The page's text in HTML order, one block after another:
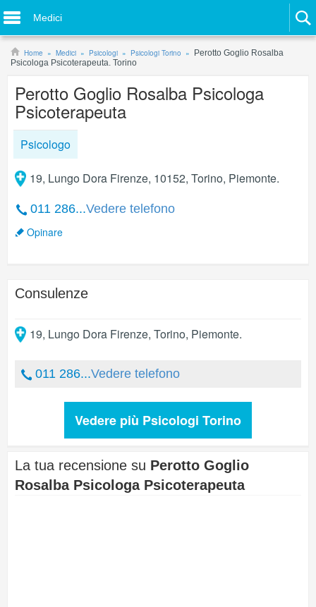
Medici
Home Medici Psicologi Psicologi Torino
Perotto Goglio Rosalba
Psicologa Psicoterapeuta. Torino
Perotto Goglio Rosalba Psicologa
Psicoterapeuta
Psicologo
19, Lungo Dora Firenze, 10152, Torino, Piemonte.
011 286...Vedere telefono
Opinare
Consulenze
19, Lungo Dora Firenze, Torino, Piemonte.
011 286...Vedere telefono
Vedere più Psicologi Torino
La tua recensione su Perotto Goglio
Rosalba Psicologa Psicoterapeuta